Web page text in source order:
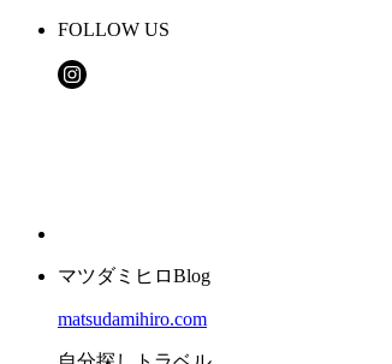
FOLLOW US
マツダミヒロBlog
matsudamihiro.com